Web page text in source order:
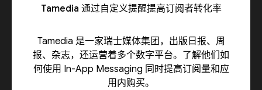
Tamedia 通过自定义提醒提高订阅者转化率
Tamedia 是一家瑞士媒体集团，出版日报、周
报、杂志，还运营着多个数字平台。了解他们如
何使用 In-App Messaging 同时提高订阅量和应
用内购买。